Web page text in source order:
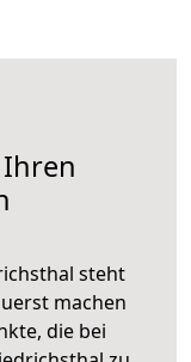
steht
machen
die bei